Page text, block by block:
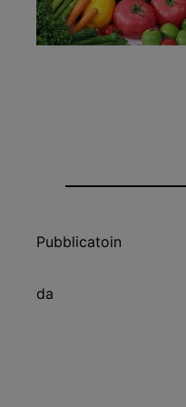
Pubblicatoin
da